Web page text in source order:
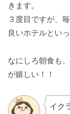
きます。
３度目ですが、
良いホテルとい
なにしろ朝食も
が嬉しい！！
イク